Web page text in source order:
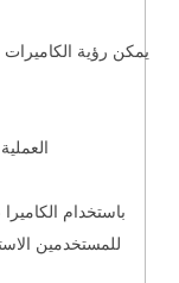
+
للمستخدمين